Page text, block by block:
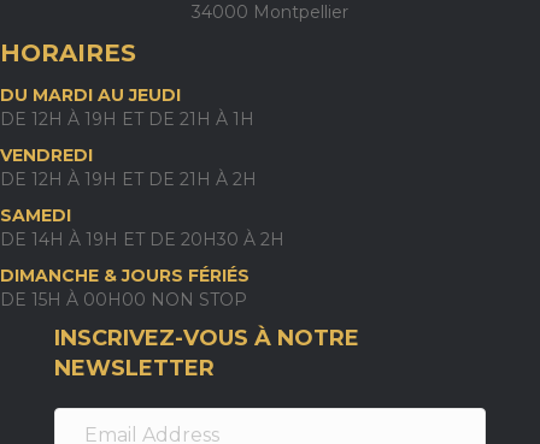
34000 Montpellier
HORAIRES
DU MARDI AU JEUDI
DE 12H À 19H ET DE 21H À 1H
VENDREDI
DE 12H À 19H ET DE 21H À 2H
SAMEDI
DE 14H À 19H ET DE 20H30 À 2H
DIMANCHE & JOURS FÉRIÉS
DE 15H À 00H00 NON STOP
INSCRIVEZ-VOUS À NOTRE
NEWSLETTER